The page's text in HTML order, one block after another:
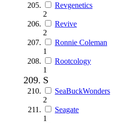
Revgenetics
2
Revive
2
Ronnie Coleman
1
Rootcology
1
S
SeaBuckWonders
2
Seagate
1